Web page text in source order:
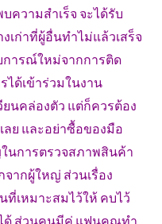
ความสำเร็จ จะได้รับ
เก่าที่ผู้อื่นทำไม่แล้วเสร็จ
การณ์ใหม่จากการติด
ด้เข้าร่วมในงาน
นคล่องตัว แต่ก็ควรต้อง
ย และอย่าซื้อของมือ
นการตรวจสภาพสินค้า
ากผู้ใหญ่ ส่วนเรื่อง
เหมาะสมไว้ให้ คบไว้